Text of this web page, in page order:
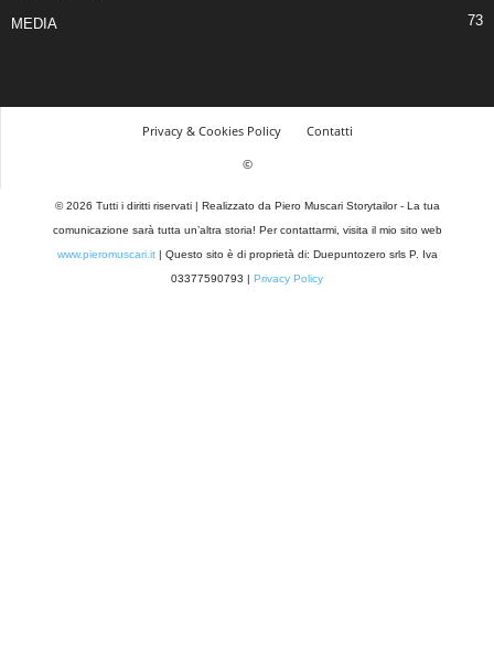
MEDIA 73
Privacy & Cookies Policy
Contatti
©
© 2026 Tutti i diritti riservati | Realizzato da Piero Muscari Storytailor - La tua
comunicazione sarà tutta un’altra storia! Per contattarmi, visita il mio sito web
www.pieromuscari.it| Questo sito è di proprietà di: Duepuntozero srls P. Iva
03377590793 | Privacy Policy